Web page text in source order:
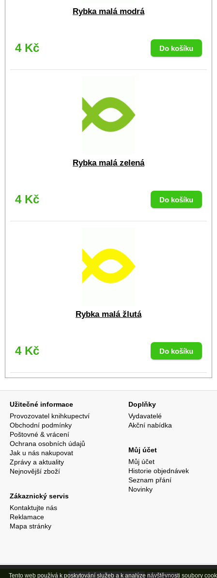
Rybka malá modrá
4 Kč
Rybka malá zelená
4 Kč
Rybka malá žlutá
4 Kč
Užitečné informace
Provozovatel knihkupectví
Obchodní podmínky
Poštovné & vrácení
Ochrana osobních údajů
Jak u nás nakupovat
Zprávy a aktuality
Nejnovější zboží
Zákaznický servis
Kontaktujte nás
Reklamace
Mapa stránky
Doplňky
Vydavatelé
Akční nabídka
Můj účet
Můj účet
Historie objednávek
Seznam přání
Novinky
Tento web používá k poskytování služeb a k analýze návštěvnosti soubory
Najdi titul: